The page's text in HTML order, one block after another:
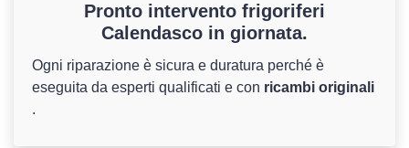
Pronto intervento frigoriferi
Calendasco in giornata.
Ogni riparazione è sicura e duratura perché è
eseguita da esperti qualificati e con ricambi originali
.